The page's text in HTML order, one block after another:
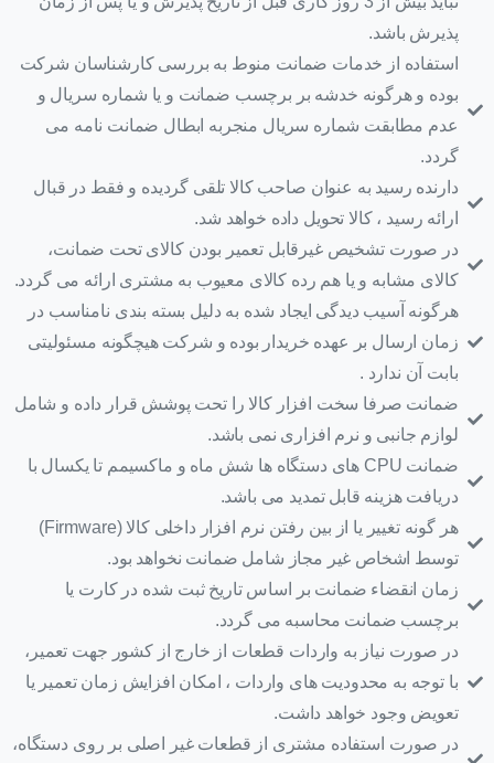
پذیرش باشد.
استفاده از خدمات ضمانت منوط به بررسی کارشناسان شرکت
بوده و هرگونه خدشه بر برچسب ضمانت و یا شماره سریال و
عدم مطابقت شماره سریال منجربه ابطال ضمانت نامه می
گردد.
دارنده رسید به عنوان صاحب کالا تلقی گردیده و فقط در قبال
ارائه رسید ، کالا تحویل داده خواهد شد.
در صورت تشخیص غیرقابل تعمیر بودن کالای تحت ضمانت،
کالای مشابه و یا هم رده کالای معیوب به مشتری ارائه می گردد.
هرگونه آسیب دیدگی ایجاد شده به دلیل بسته بندی نامناسب در
زمان ارسال بر عهده خریدار بوده و شرکت هیچگونه مسئولیتی
بابت آن ندارد .
ضمانت صرفا سخت افزار کالا را تحت پوشش قرار داده و شامل
لوازم جانبی و نرم افزاری نمی باشد.
ضمانت CPU های دستگاه ها شش ماه و ماکسیمم تا یکسال با
دریافت هزینه قابل تمدید می باشد.
هر گونه تغییر یا از بین رفتن نرم افزار داخلی کالا (Firmware)
توسط اشخاص غیر مجاز شامل ضمانت نخواهد بود.
زمان انقضاء ضمانت بر اساس تاریخ ثبت شده در کارت یا
برچسب ضمانت محاسبه می گردد.
در صورت نیاز به واردات قطعات از خارج از کشور جهت تعمیر،
با توجه به محدودیت های واردات ، امکان افزایش زمان تعمیر یا
تعویض وجود خواهد داشت.
در صورت استفاده مشتری از قطعات غیر اصلی بر روی دستگاه،